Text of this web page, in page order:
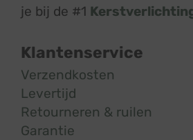
je bij de #1
Klantenservice
Verzendkosten
Levertijd
Retourneren & ruilen
Garantie